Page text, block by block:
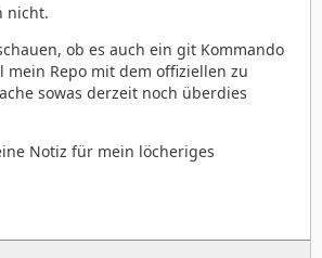
nicht.
ob es auch ein git Kommando
Repo mit dem offiziellen zu
sowas derzeit noch überdies
Notiz für mein löcheriges